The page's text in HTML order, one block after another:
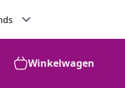
Winkelwagen